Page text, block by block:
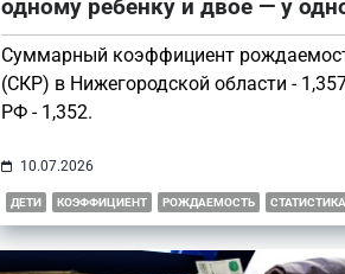
одному ребенку и двое — у
Суммарный коэффициент
(СКР) в Нижегородской области -
РФ - 1,352.
10.07.2026
ДЕТИ КОЭФФИЦИЕНТ РОЖДАЕМОСТЬ СТАТИСТИКА